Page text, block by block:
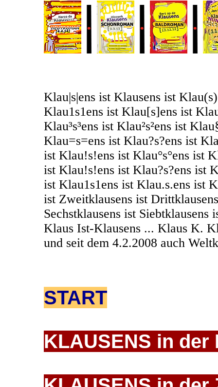
Klau|s|ens ist Klausens ist
Klau1s1ens ist Klau[s]ens ist
Klau³s³ens ist Klau²s²ens ist
Klau=s=ens ist Klau?s?ens ist
ist Klau!s!ens ist Klau°s°ens ist
ist Klau!s!ens ist Klau?s?ens ist
ist Klau1s1ens ist Klau.s.ens ist
ist Zweitklausens ist
Sechstklausens ist
Klaus Ist-Klausens ... Klaus K.
und seit dem 4.2.2008 auch
START
KLAUSENS in der